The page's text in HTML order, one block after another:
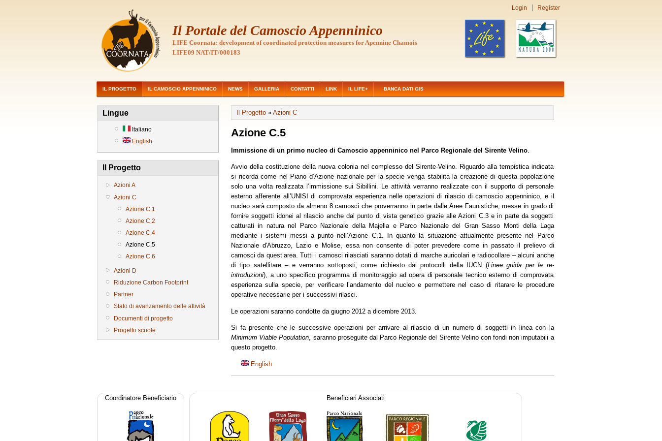
Il Portale del Camoscio Appenninico
LIFE Coornata: development of coordinated protection measures for Apennine Chamois
LIFE09 NAT/IT/000183
Login Register
IL PROGETTO IL CAMOSCIO APPENNINICO NEWS GALLERIA CONTATTI LINK IL LIFE+ BANCA DATI GIS
Lingue
Italiano
English
Il Progetto
Azioni A
Azioni C
Azione C.1
Azione C.2
Azione C.4
Azione C.5
Azione C.6
Azioni D
Riduzione Carbon Footprint
Partner
Stato di avanzamento delle attività
Documenti di progetto
Progetto scuole
Il Progetto » Azioni C
Azione C.5
Immissione di un primo nucleo di Camoscio appenninico nel Parco Regionale del Sirente Velino
Avvio della costituzione della nuova colonia nel complesso del Sirente-Velino. Riguardo alla tempistica indicata
si ricorda come nel Piano d’Azione nazionale per la specie venga stabilita la creazione di questa popolazione
solo una volta realizzata l’immissione sui Sibillini. Le attività verranno realizzate con il supporto di personale
esterno afferente all’UNISI di comprovata esperienza nelle operazioni di rilascio di camoscio appenninico, e il
nucleo sarà composto da almeno 8 camosci che proverranno in parte dalle Aree Faunistiche, messe in grado di
fornire soggetti idonei al rilascio anche dal punto di vista genetico grazie alle Azioni C.3 e in parte da soggetti
catturati in natura nel Parco Nazionale della Majella e Parco Nazionale del Gran Sasso Monti della Laga
mediante i sistemi messi a punto nell’Azione C.1. In quanto la situazione attualmente presente nel Parco
Nazionale d'Abruzzo, Lazio e Molise, essa non consente di poter prevedere come in passato il prelievo di
camosci da quest’area. Tutti i camosci rilasciati saranno dotati di marche auricolari e radiocollare – alcuni anche
di tipo satellitare – e verranno sottoposti, come richiesto dai protocolli della IUCN (Linee guida per le re-
introduzioni), a uno specifico programma di monitoraggio ad opera di personale tecnico esterno di comprovata
esperienza sulla specie, per verificare l’andamento del nucleo e permettere nel caso di ritarare le procedure
operative necessarie per i successivi rilasci.
Le operazioni saranno condotte da giugno 2012 a dicembre 2013.
Si fa presente che le successive operazioni per arrivare al rilascio di un numero di soggetti in linea con la
Minimum Viable Population, saranno proseguite dal Parco Regionale del Sirente Velino con fondi non imputabili a
questo progetto.
English
Coordinatore Beneficiario Beneficiari Associati